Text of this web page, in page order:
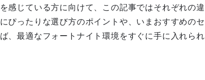
感じている方に向けて、この記事ではそれぞれの違
ぴったりな選び方のポイントや、いまおすすめのセ
、最適なフォートナイト環境をすぐに手に入れられ